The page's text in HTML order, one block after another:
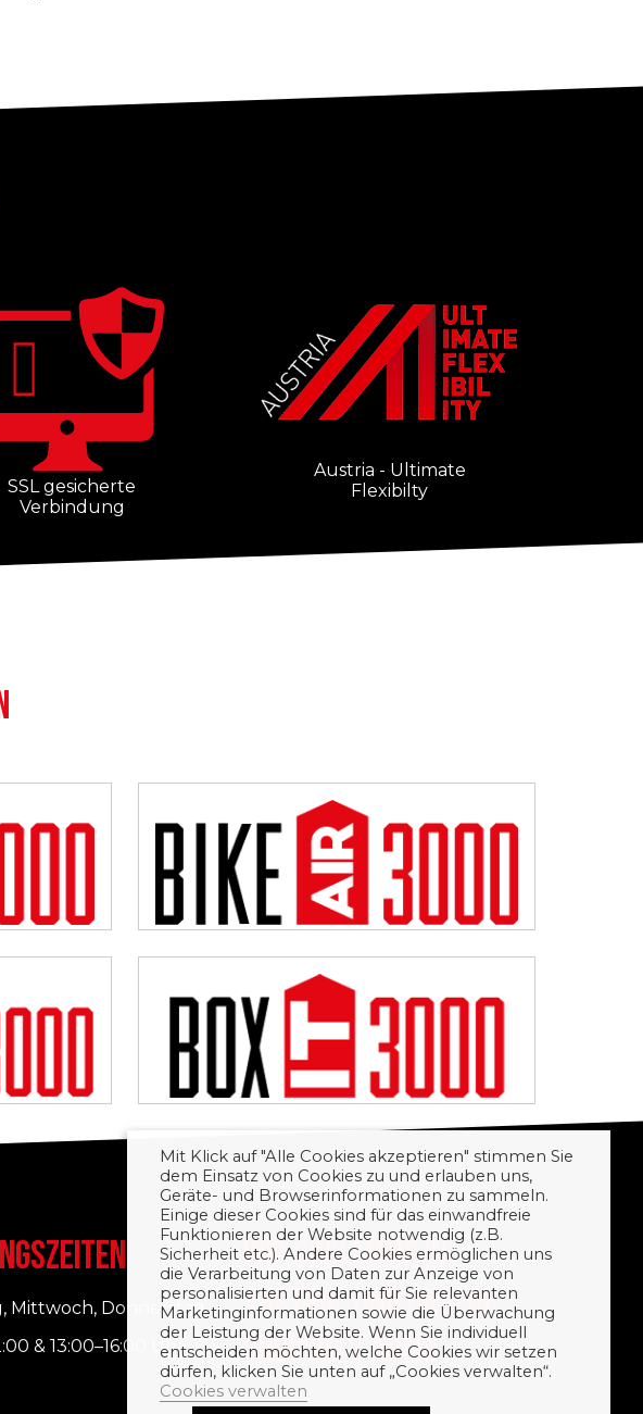
SSL gesicherte
Verbindung
Austria - Ultimate
Flexibilty
Mittwoch, Donnerstag
& 13:00–16:00 Uhr
WIR SIND MADE IN
AUSTRIA. UND UNSERE
PRODUKTE AUCH.
Mit Klick auf "Alle Cookies akzeptieren" stimmen Sie
dem Einsatz von Cookies zu und erlauben uns,
Geräte- und Browserinformationen zu sammeln.
Einige dieser Cookies sind für das einwandfreie
Funktionieren der Website notwendig (z.B.
Sicherheit etc.). Andere Cookies ermöglichen uns
die Verarbeitung von Daten zur Anzeige von
personalisierten und damit für Sie relevanten
Marketinginformationen sowie die Überwachung
der Leistung der Website. Wenn Sie individuell
entscheiden möchten, welche Cookies wir setzen
dürfen, klicken Sie unten auf „Cookies verwalten“.
Cookies verwalten